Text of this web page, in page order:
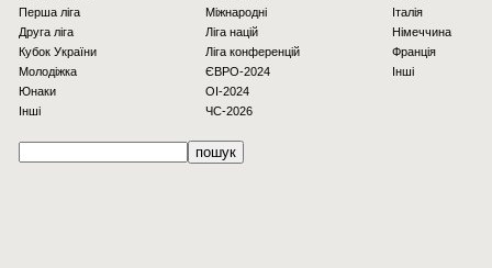
Перша ліга
Друга ліга
Кубок України
Молодіжка
Юнаки
Інші
Міжнародні
Ліга націй
Ліга конференцій
ЄВРО-2024
OI-2024
ЧС-2026
Італія
Німеччина
Франція
Інші